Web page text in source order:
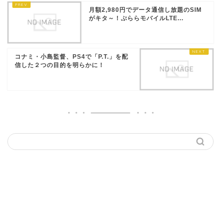
月額2,980円でデータ通信し放題のSIM
がキタ～！ぷららモバイルLTE...
コナミ・小島監督、PS4で「P.T.」を配
信した２つの目的を明らかに！